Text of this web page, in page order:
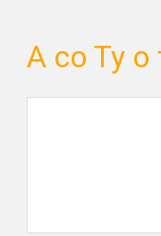
A co Ty o